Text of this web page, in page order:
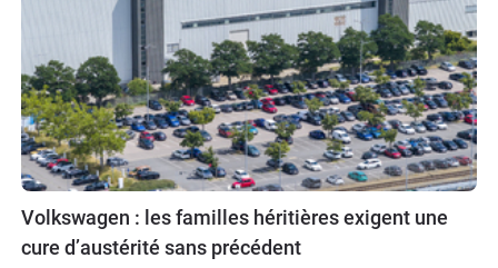
Volkswagen : les familles héritières exigent une
cure d’austérité sans précédent